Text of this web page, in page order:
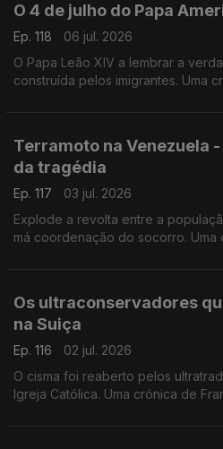
O 4 de julho do Papa
Ep. 118
06 jul. 2026
O Papa Leão XIV a lembrar a
construída pelos imigrantes. Uma
Terramoto na Venezuela
da tragédia
Ep. 117
03 jul. 2026
Explode a revolta entre a
má coordenação do socorro. Uma
Os ultraconservadores
na Suiça
Ep. 116
02 jul. 2026
O cisma foi reaberto pelos
Igreja Católica. Uma crónica de